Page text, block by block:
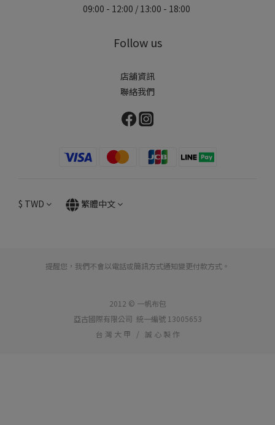
09:00 - 12:00 / 13:00 - 18:00
Follow us
店舖資訊
聯絡我們
$ TWD 繁體中文
提醒您，我們不會以電話或簡訊方式通知變更付款方式。
2012 © 一帆布包
亞古國際有限公司 統一編號 13005653
台 灣 大 甲 / 誠 心 製 作